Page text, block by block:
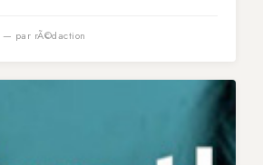
— par rÃ©daction